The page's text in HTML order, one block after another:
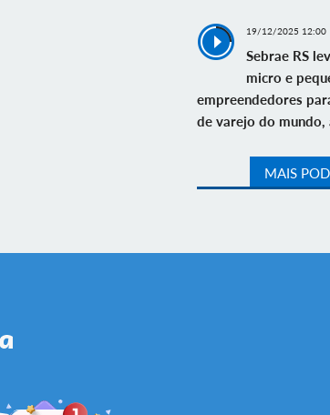
19/12/2025 12:00
Sebrae RS
micro e
empreendedores
de varejo do mundo,
MAIS